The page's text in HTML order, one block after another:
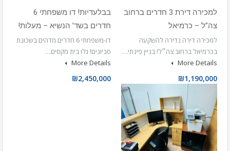
למכירה דירת 3 חדרים ברחוב
צה”ל – כרמיאל
למכירה דירה נדירה להשקעה
בכרמיאל ברחוב צה״ל! בניין פינתי…
More Details
₪1,190,000
בבלעדיות! דו משפחתי 6
חדרים בשד’ הנשיא – מעלות!
דו-משפחתי 6 חדרים מדהים בשכונת
סביונים! גלו בית מקסים…
More Details
₪2,450,000